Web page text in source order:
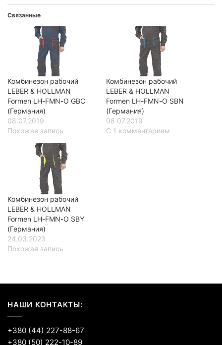
Связанные
Комбинезон рабочий
LEBER & HOLLMAN
Formen LH-FMN-O GBC
(Германия)
08.07.2019
Похожая запись
Комбинезон рабочий
LEBER & HOLLMAN
Formen LH-FMN-O SBN
(Германия)
08.07.2019
С 1 комментарием
Комбинезон рабочий
LEBER & HOLLMAN
Formen LH-FMN-O SBY
(Германия)
24.03.2023
Похожая запись
НАШИ КОНТАКТЫ:
+380 (44) 227-88-67
+380 (50) 222-10-89